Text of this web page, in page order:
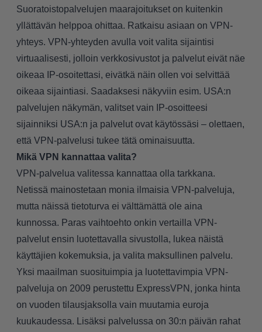
Suoratoistopalvelujen maarajoitukset on kuitenkin
yllättävän helppoa ohittaa. Ratkaisu asiaan on VPN-
yhteys. VPN-yhteyden avulla voit valita sijaintisi
virtuaalisesti, jolloin verkkosivustot ja palvelut eivät näe
oikeaa IP-osoitettasi, eivätkä näin ollen voi selvittää
oikeaa sijaintiasi. Saadaksesi näkyviin esim. USA:n
palvelujen näkymän, valitset vain IP-osoitteesi
sijainniksi USA:n ja palvelut ovat käytössäsi – olettaen,
että VPN-palvelusi tukee tätä ominaisuutta.
Mikä VPN kannattaa valita?
VPN-palvelua valitessa kannattaa olla tarkkana.
Netissä mainostetaan monia ilmaisia VPN-palveluja,
mutta näissä tietoturva ei välttämättä ole aina
kunnossa. Paras vaihtoehto onkin vertailla VPN-
palvelut ensin luotettavalla sivustolla, lukea näistä
käyttäjien kokemuksia, ja valita maksullinen palvelu.
Yksi maailman suosituimpia ja luotettavimpia VPN-
palveluja on 2009 perustettu ExpressVPN , jonka hinta
on vuoden tilausjaksolla vain muutamia euroja
kuukaudessa. Lisäksi palvelussa on 30:n päivän rahat